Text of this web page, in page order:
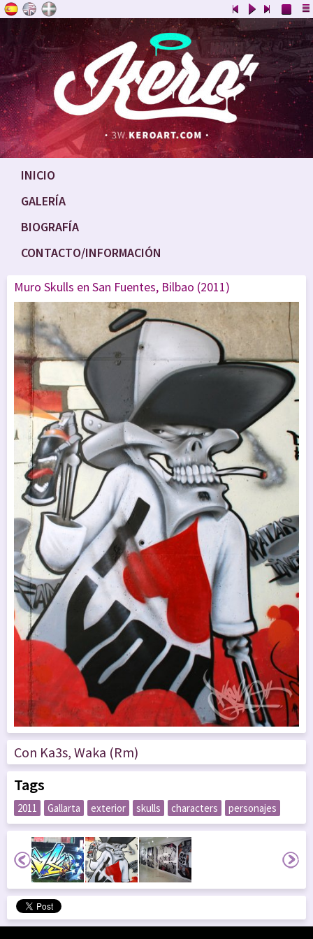
INICIO
GALERÍA
BIOGRAFÍA
CONTACTO/INFORMACIÓN
Muro Skulls en San Fuentes, Bilbao (2011)
Con Ka3s, Waka (Rm)
Tags
2011 Gallarta exterior skulls characters personajes